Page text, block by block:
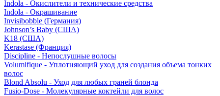
Indola - Окислители и технические средства
Indola - Окрашивание
Invisibobble (Германия)
Johnson’s Baby (США)
K18 (США)
Kerastase (Франция)
Discipline - Непослушные волосы
Volumifique - Уплотняющий уход для создания объема тонких
волос
Blond Absolu - Уход для любых граней блонда
Fusio-Dose - Молекулярные коктейли для волос